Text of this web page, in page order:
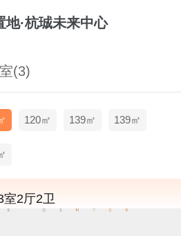
地·杭珹未来中心
(3)
120㎡ 139㎡ 139㎡
室2厅2卫